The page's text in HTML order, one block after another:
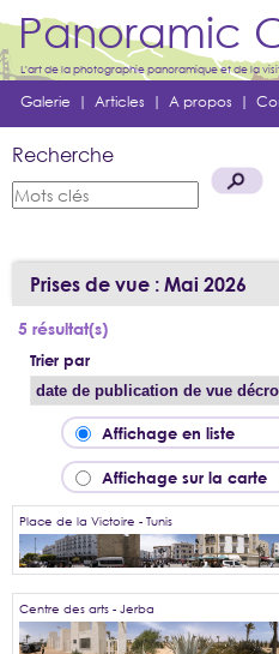
Panoramic
L'art de la photographie panoramique et de la
Galerie | Articles | A propos |
Recherche
Prises de vue : Mai 2026
5 résultat(s)
Trier par
Affichage en liste
Affichage sur la carte
Place de la Victoire - Tunis
Centre des arts - Jerba